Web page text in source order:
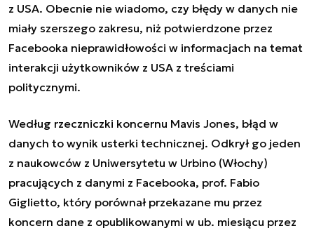
z USA. Obecnie nie wiadomo, czy błędy w danych nie
miały szerszego zakresu, niż potwierdzone przez
Facebooka nieprawidłowości w informacjach na temat
interakcji użytkowników z USA z treściami
politycznymi.
Według rzeczniczki koncernu Mavis Jones, błąd w
danych to wynik usterki technicznej. Odkrył go jeden
z naukowców z Uniwersytetu w Urbino (Włochy)
pracujących z danymi z Facebooka, prof. Fabio
Giglietto, który porównał przekazane mu przez
koncern dane z opublikowanymi w ub. miesiącu przez